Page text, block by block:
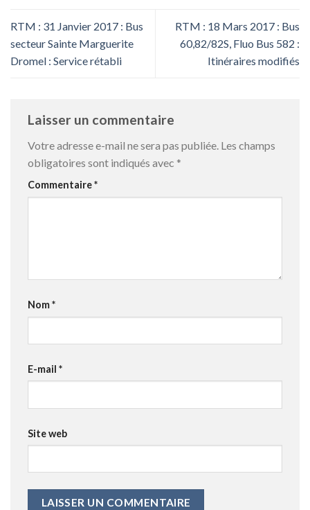
RTM : 31 Janvier 2017 : Bus
secteur Sainte Marguerite
Dromel : Service rétabli
RTM : 18 Mars 2017 : Bus
60,82/82S, Fluo Bus 582 :
Itinéraires modifiés
Laisser un commentaire
Votre adresse e-mail ne sera pas publiée. Les champs
obligatoires sont indiqués avec *
Commentaire*
Nom*
E-mail *
Site web